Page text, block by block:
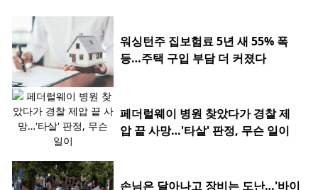
워싱턴주 집보험료 5년 새 55% 폭
등…주택 구입 부담 더 커졌다
페더럴웨이 병원 찾았다가 경찰 제
압 끝 사망…'타살' 판정, 무슨 일이
손님은 달아나고 장비는 도난…'바이